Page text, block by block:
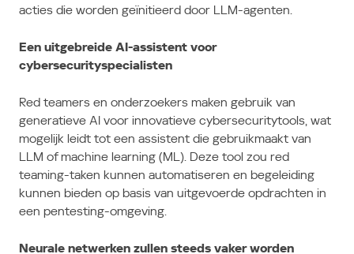
acties die worden geïnitieerd door LLM-agenten.
Een uitgebreide AI-assistent voor
cybersecurityspecialisten
Red teamers en onderzoekers maken gebruik van
generatieve AI voor innovatieve cybersecuritytools, wat
mogelijk leidt tot een assistent die gebruikmaakt van
LLM of machine learning (ML). Deze tool zou red
teaming-taken kunnen automatiseren en begeleiding
kunnen bieden op basis van uitgevoerde opdrachten in
een pentesting-omgeving.
Neurale netwerken zullen steeds vaker worden